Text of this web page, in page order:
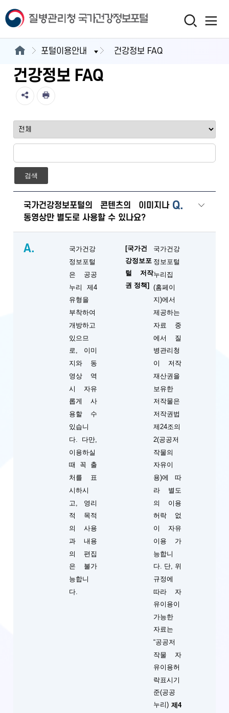
포털이용안내 건강정보 FAQ
건강정보 FAQ
검색
Q.
국가건강정보포털의 콘텐츠의 이미지나
동영상만 별도로 사용할 수 있나요?
A.
국가건강
정보포털
은 공공
누리 제4
유형을
부착하여
개방하고
있으므
로, 이미
지와 동
영상 역
시 자유
롭게 사
용할 수
있습니
다. 다만,
이용하실
때 꼭 출
처를 표
시하시
고, 영리
적 목적
의 사용
과 내용
의 편집
은 불가
능합니
다.
[국가건
강정보포
털 저작
권 정책]
국가건강
정보포털
누리집
(홈페이
지)에서
제공하는
자료 중
에서 질
병관리청
이 저작
재산권을
보유한
저작물은
저작권법
제24조의
2(공공저
작물의
자유이
용)에 따
라 별도
의 이용
허락 없
이 자유
이용 가
능합니
다. 단, 위
규정에
따라 자
유이용이
가능한
자료는
“공공저
작물 자
유이용허
락표시기
준(공공
누리) 제4